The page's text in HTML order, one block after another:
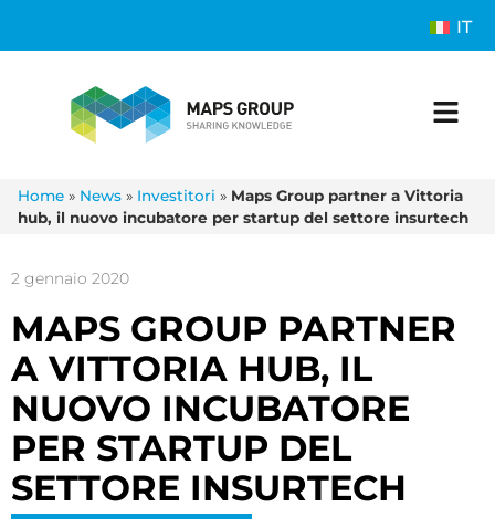
IT
Home » News » Investitori » Maps Group partner a Vittoria
hub, il nuovo incubatore per startup del settore insurtech
2 gennaio 2020
MAPS GROUP PARTNER
A VITTORIA HUB, IL
NUOVO INCUBATORE
PER STARTUP DEL
SETTORE INSURTECH